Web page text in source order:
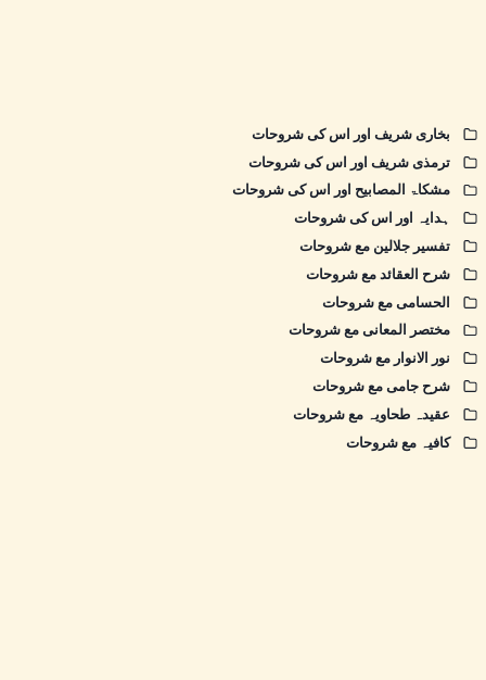
بخاری شریف اور اس کی شروحات
ترمذی شریف اور اس کی شروحات
مشکاۃ المصابیح اور اس کی شروحات
ہدایہ اور اس کی شروحات
تفسیر جلالین مع شروحات
شرح العقائد مع شروحات
الحسامی مع شروحات
مختصر المعانی مع شروحات
نور الانوار مع شروحات
شرح جامی مع شروحات
عقیدہ طحاویہ مع شروحات
کافیہ مع شروحات